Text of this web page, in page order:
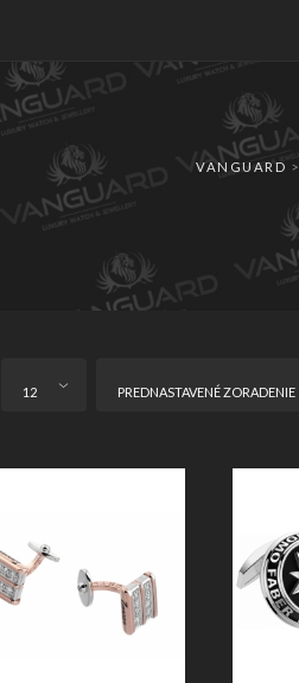
VANGUARD >
12 PREDNASTAVENÉ ZORADENIE